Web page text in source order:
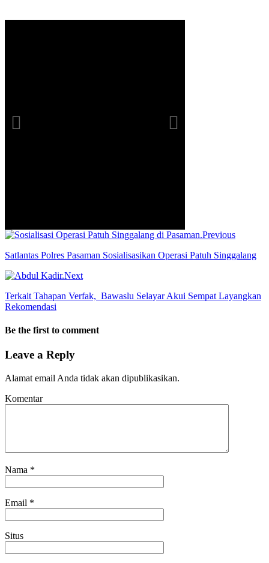
Previous
Satlantas Polres Pasaman Sosialisasikan Operasi Patuh Singgalang
Next
Terkait Tahapan Verfak, Bawaslu Selayar Akui Sempat Layangkan
Rekomendasi
Be the first to comment
Leave a Reply
Alamat email Anda tidak akan dipublikasikan.
Komentar
Nama *
Email *
Situs